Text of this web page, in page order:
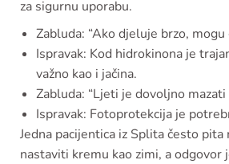
za sigurnu uporabu.
Zabluda: “Ako djeluje brzo,
Ispravak: Kod hidrokinona je
važno kao i jačina.
Zabluda: “Ljeti je dovoljno mazati
Ispravak: Fotoprotekcija je
Jedna pacijentica iz Splita često pita
nastaviti kremu kao zimi, a odgovor